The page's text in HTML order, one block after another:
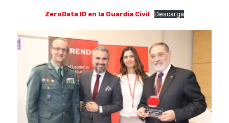
ZeroData ID en la Guardia Civil Descarga